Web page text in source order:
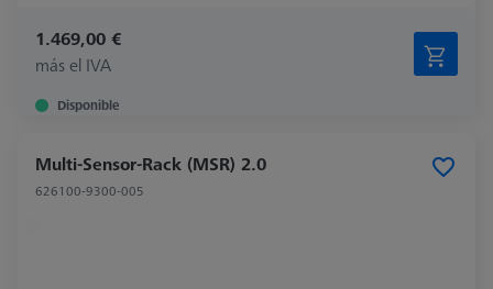
1.469,00 €
más el IVA
Disponible
Multi-Sensor-Rack (MSR) 2.0
626100-9300-005